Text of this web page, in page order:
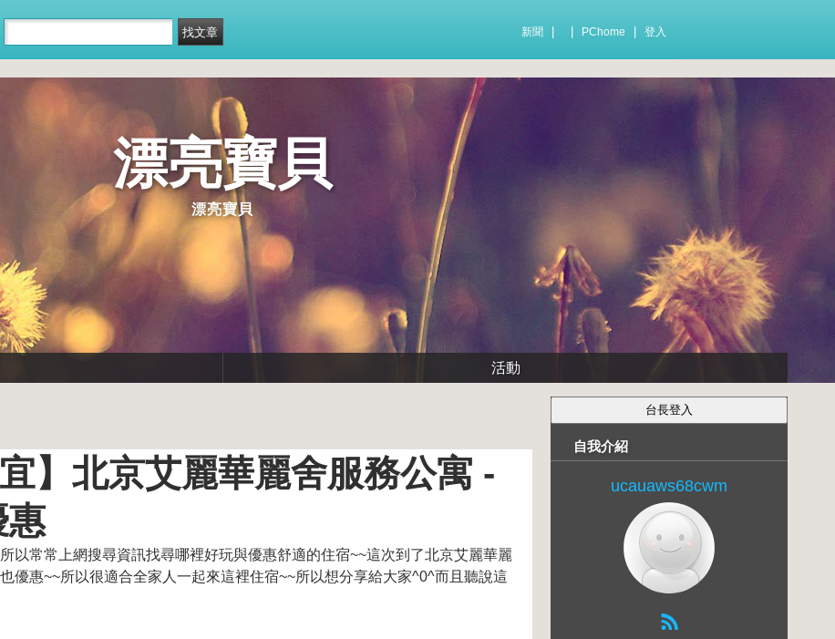
新聞 PChome 登入
漂亮寶貝
漂亮寶貝
活動
】北京艾麗華麗舍服務公寓 -
惠
以常常上網搜尋資訊找尋哪裡好玩與優惠舒適的住宿~~這次到了北京艾麗華麗
優惠~~所以很適合全家人一起來這裡住宿~~所以想分享給大家^0^而且聽說這
自我介紹
ucauaws68cwm